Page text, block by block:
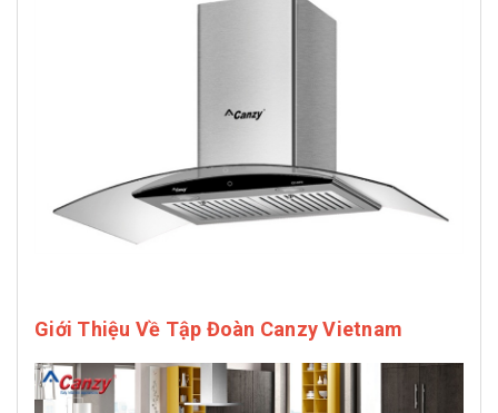
Giới Thiệu Về Tập Đoàn Canzy Vietnam